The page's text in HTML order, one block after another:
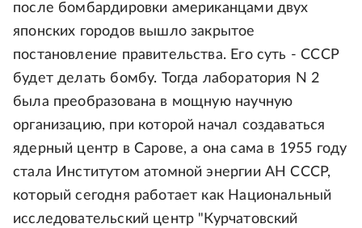
после бомбардировки американцами двух
японских городов вышло закрытое
постановление правительства. Его суть - СССР
будет делать бомбу. Тогда лаборатория N 2
была преобразована в мощную научную
организацию, при которой начал создаваться
ядерный центр в Сарове, а она сама в 1955 году
стала Институтом атомной энергии АН СССР,
который сегодня работает как Национальный
исследовательский центр "Курчатовский